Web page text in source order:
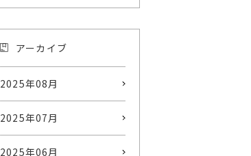
アーカイブ
2025年08月
2025年07月
2025年06月